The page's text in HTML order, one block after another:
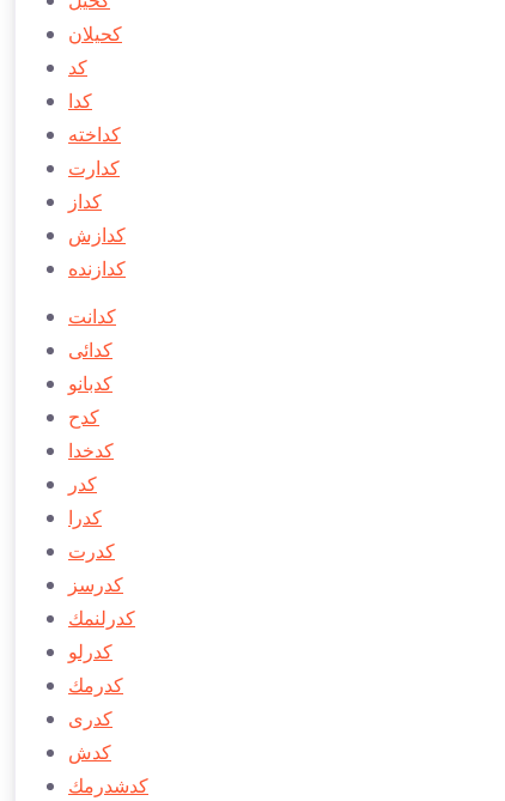
كحیلان
كد
كدا
كداخته
كدارت
كداز
كدازش
كدازنده
كدانت
كدائی
كدبانو
كدح
كدخدا
كدر
كدرا
كدرت
كدرسز
كدرلنمك
كدرلو
كدرمك
كدری
كدش
كدشدرمك